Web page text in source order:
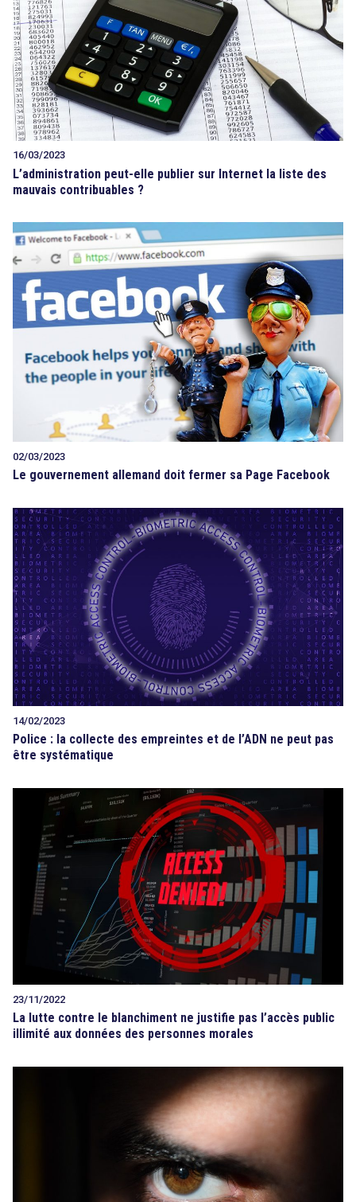
16/03/2023
L’administration peut-elle publier sur Internet la liste des
mauvais contribuables ?
02/03/2023
Le gouvernement allemand doit fermer sa Page Facebook
14/02/2023
Police : la collecte des empreintes et de l’ADN ne peut pas
être systématique
23/11/2022
La lutte contre le blanchiment ne justifie pas l’accès public
illimité aux données des personnes morales